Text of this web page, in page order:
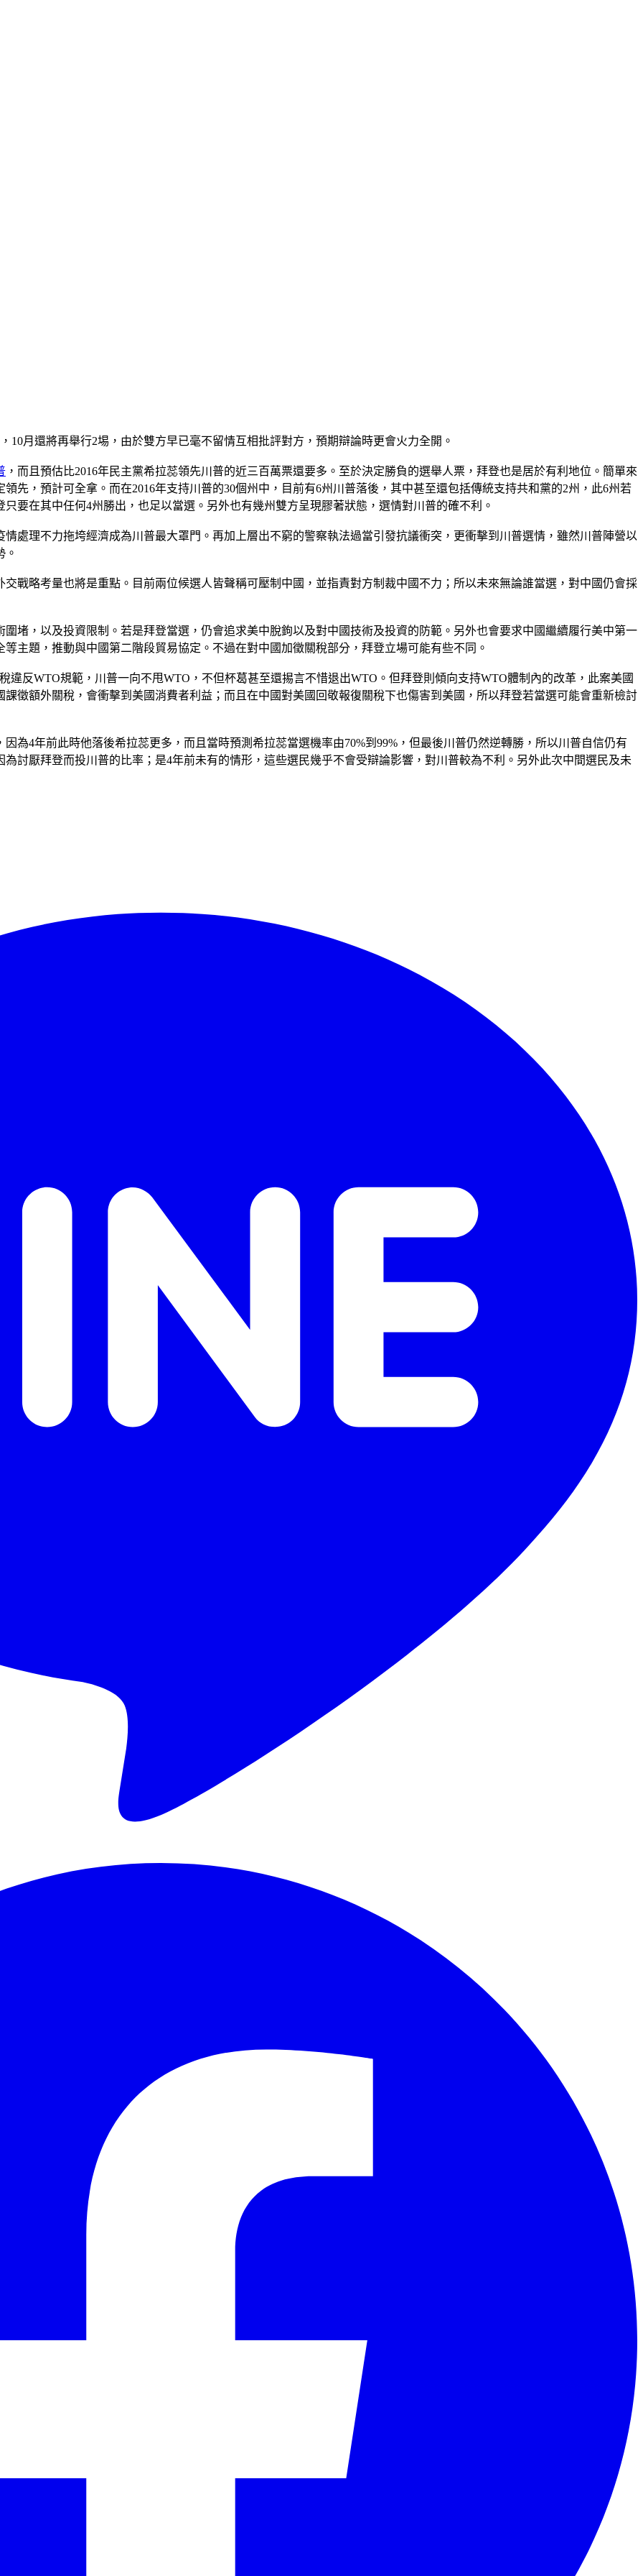
10月還將再舉行2埸，由於雙方早已毫不留情互相批評對方，預期辯論時更會火力全開。
，而且預估比2016年民主黨希拉蕊領先川普的近三百萬票還要多。至於決定勝負的選舉人票，拜登也是居於有利地位。簡單來
先，預計可全拿。而在2016年支持川普的30個州中，目前有6州川普落後，其中甚至還包括傳統支持共和黨的2州，此6州若
要在其中任何4州勝出，也足以當選。另外也有幾州雙方呈現膠著狀態，選情對川普的確不利。
處理不力拖垮經濟成為川普最大罩門。再加上層出不窮的警察執法過當引發抗議衝突，更衝擊到川普選情，雖然川普陣營以
。
戰略考量也將是重點。目前兩位候選人皆聲稱可壓制中國，並指責對方制裁中國不力；所以未來無論誰當選，對中國仍會採
堵，以及投資限制。若是拜登當選，仍會追求美中脫鉤以及對中國技術及投資的防範。另外也會要求中國繼續履行美中第一
主題，推動與中國第二階段貿易協定。不過在對中國加徵關稅部分，拜登立場可能有些不同。
違反WTO規範，川普一向不甩WTO，不但杯葛甚至還掦言不惜退出WTO。但拜登則傾向支持WTO體制內的改革，此案美國
徵額外關稅，會衝擊到美國消費者利益；而且在中國對美國回敬報復關稅下也傷害到美國，所以拜登若當選可能會重新檢討
為4年前此時他落後希拉蕊更多，而且當時預測希拉蕊當選機率由70%到99%，但最後川普仍然逆轉勝，所以川普自信仍有
討厭拜登而投川普的比率；是4年前未有的情形，這些選民幾乎不會受辯論影響，對川普較為不利。另外此次中間選民及未